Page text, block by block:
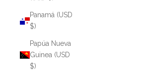
Panamá (USD
$)
Papúa Nueva
Guinea (USD
$)